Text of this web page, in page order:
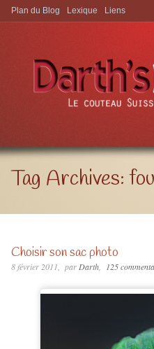
Aller à:
Plan du Blog Lexique Liens
Tag Archives:
Choisir son sac photo
8 février 2011 parDarth 125